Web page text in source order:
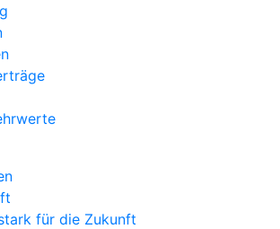
für die Zukunft